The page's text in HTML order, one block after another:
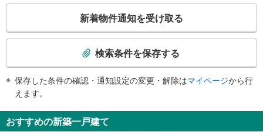
検
知
を
新着物件通知を受け取る
検索条件を保存する
保存した条件の確認・通知設定の変更・解除はマイページから行
えます。
おすすめの新築一戸建て